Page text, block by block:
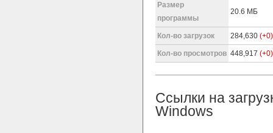
Размер
программы
20.6 МБ
Кол-во загрузок 284,630 (+0)
Кол-во просмотров 448,917 (+0)
Ссылки на
Windows